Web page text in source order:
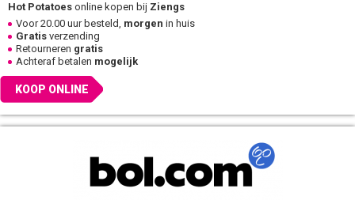
Hot Potatoes online kopen bij Ziengs
Voor 20.00 uur besteld, morgen in huis
Gratis verzending
Retourneren gratis
Achteraf betalen mogelijk
KOOP ONLINE